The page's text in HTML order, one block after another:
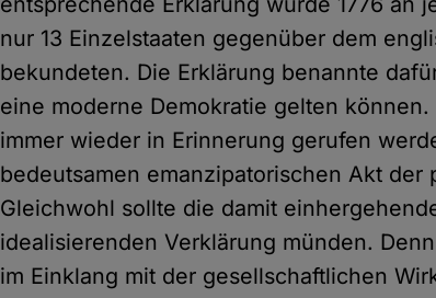
nur 13 Einzelstaaten gegenüber dem
bekundeten. Die Erklärung benannte
eine moderne Demokratie gelten
immer wieder in Erinnerung gerufen
bedeutsamen emanzipatorischen Akt
Gleichwohl sollte die damit
idealisierenden Verklärung münden.
im Einklang mit der gesellschaftlichen